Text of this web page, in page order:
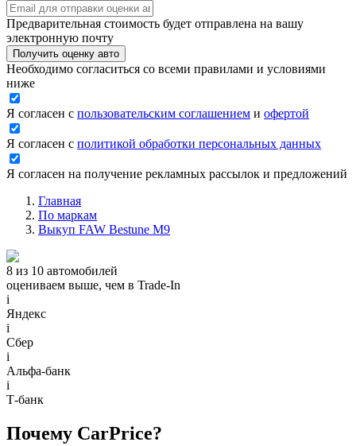
Предварительная стоимость будет отправлена на вашу
электронную почту
Получить оценку авто
Необходимо согласиться со всеми правилами и условиями
ниже
Я согласен с пользовательским соглашением и офертой
Я согласен с политикой обработки персональных данных
Я согласен на получение рекламных рассылок и предложений
Главная
По маркам
Выкуп FAW Bestune M9
8 из 10 автомобилей
оцениваем выше, чем в Trade‑In
i
Яндекс
i
Сбер
i
Альфа-банк
i
Т-банк
Почему CarPrice?